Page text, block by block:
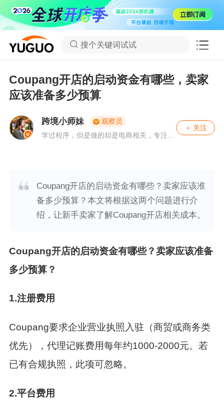
搜个关键词试试
Coupang开店的启动资金有哪些，卖家
应该准备多少预算
跨境小师妹
观察员
学过程序，但是做的却是电商相关，专注、
关注
Coupang开店的启动资金有哪些？卖家应该准
备多少预算？本文将根据这两个问题进行介
绍，让新手卖家了解Coupang开店相关成本。
Coupang开店的启动资金有哪些？卖家应该准备
多少预算？
1.注册费用
Coupang要求企业营业执照入驻（商贸或商务类
优先），代理记账费用每年约1000-2000元。若
已有合规执照，此项可忽略。
2.平台费用